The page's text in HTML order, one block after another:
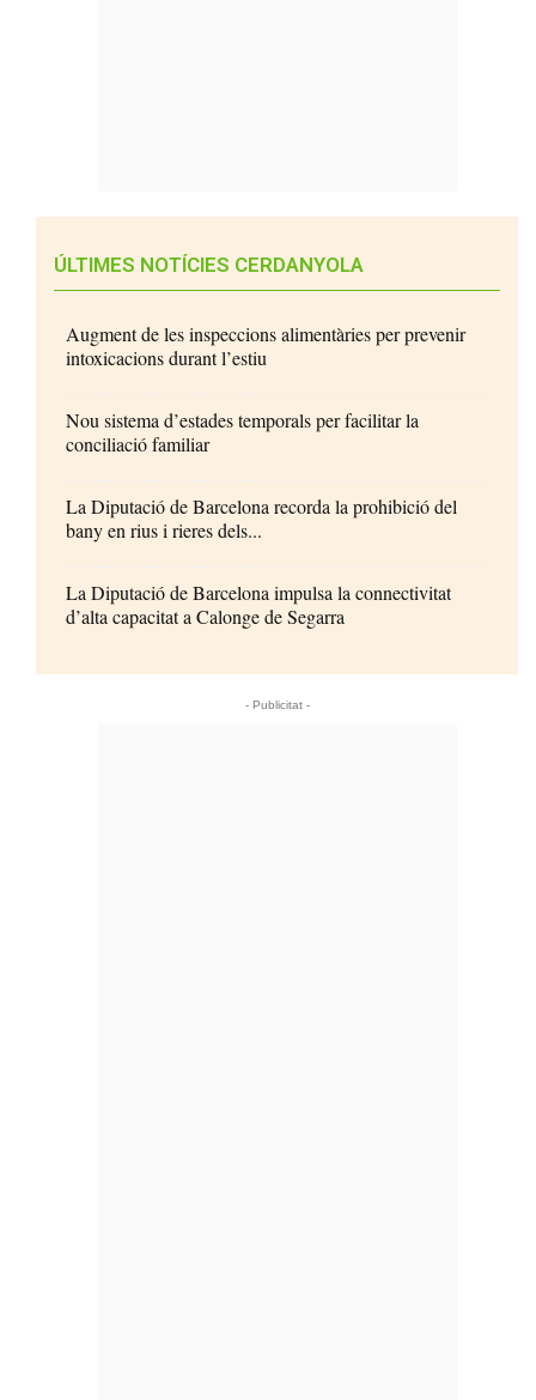
ÚLTIMES NOTÍCIES CERDANYOLA
Augment de les inspeccions alimentàries per prevenir
intoxicacions durant l’estiu
Nou sistema d’estades temporals per facilitar la
conciliació familiar
La Diputació de Barcelona recorda la prohibició del
bany en rius i rieres dels...
La Diputació de Barcelona impulsa la connectivitat
d’alta capacitat a Calonge de Segarra
- Publicitat -